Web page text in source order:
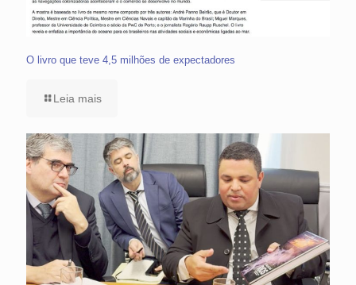
O livro que teve 4,5 milhões de expectadores
Leia mais